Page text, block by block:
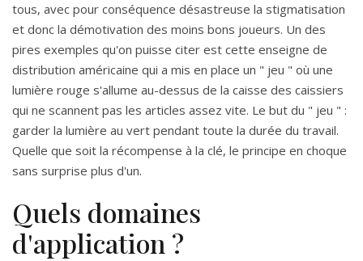
tous, avec pour conséquence désastreuse la stigmatisation
et donc la démotivation des moins bons joueurs. Un des
pires exemples qu'on puisse citer est cette enseigne de
distribution américaine qui a mis en place un " jeu " où une
lumière rouge s'allume au-dessus de la caisse des caissiers
qui ne scannent pas les articles assez vite. Le but du " jeu " :
garder la lumière au vert pendant toute la durée du travail.
Quelle que soit la récompense à la clé, le principe en choque
sans surprise plus d'un.
Quels domaines
d'application ?